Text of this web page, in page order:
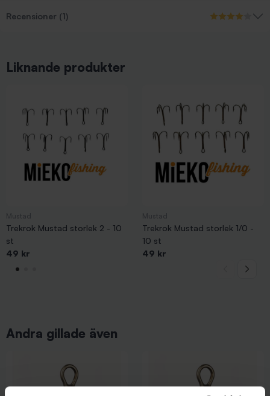
Recensioner (1)
Liknande produkter
Trekrok Mustad storlek 2 - 10
st
49 kr
Trekrok Mustad storlek 1/0 -
10 st
49 kr
Andra gillade även